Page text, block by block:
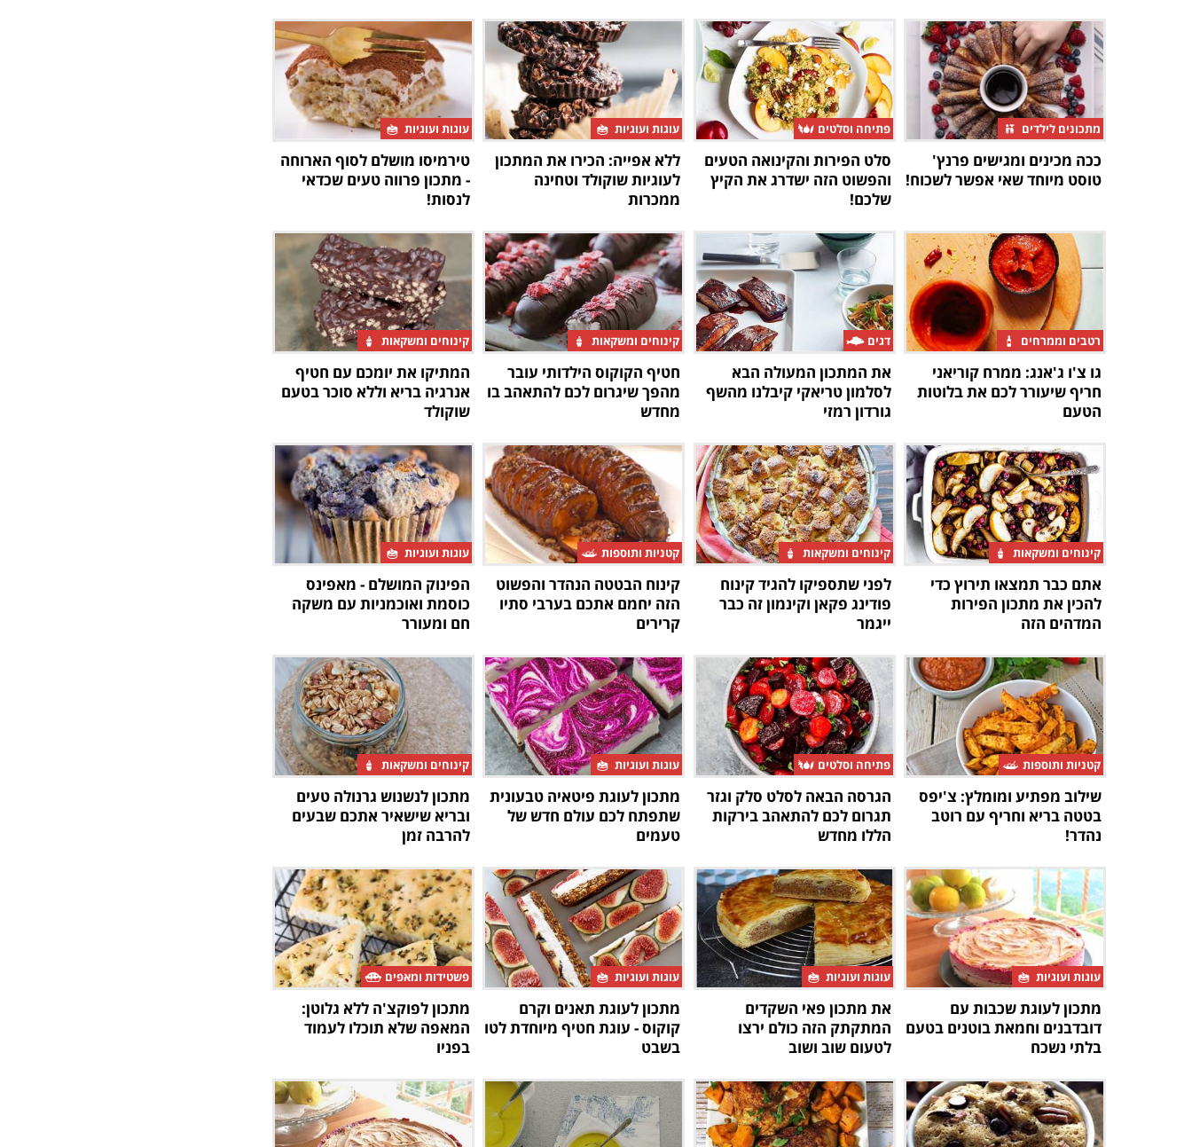
מתכונים לילדים
ככה מכינים ומגישים פרנץ'
טוסט מיוחד שאי אפשר לשכוח!
פתיחה וסלטים
סלט הפירות והקינואה הטעים
והפשוט הזה ישדרג את הקיץ
שלכם!
עוגות ועוגיות
ללא אפייה: הכירו את המתכון
לעוגיות שוקולד וטחינה
ממכרות
עוגות ועוגיות
טירמיסו מושלם לסוף הארוחה
- מתכון פרווה טעים שכדאי
לנסות!
רטבים וממרחים
גו צ'ו ג'אנג: ממרח קוריאני
חריף שיעורר לכם את בלוטות
הטעם
דגים
את המתכון המעולה הבא
לסלמון טריאקי קיבלנו מהשף
גורדון רמזי
קינוחים ומשקאות
חטיף הקוקוס הילדותי עובר
מהפך שיגרום לכם להתאהב בו
מחדש
קינוחים ומשקאות
המתיקו את יומכם עם חטיף
אנרגיה בריא וללא סוכר בטעם
שוקולד
קינוחים ומשקאות
אתם כבר תמצאו תירוץ כדי
להכין את מתכון הפירות
המדהים הזה
קינוחים ומשקאות
לפני שתספיקו להגיד קינוח
פודינג פקאן וקינמון זה כבר
ייגמר
קטניות ותוספות
קינוח הבטטה הנהדר והפשוט
הזה יחמם אתכם בערבי סתיו
קרירים
עוגות ועוגיות
הפינוק המושלם - מאפינס
כוסמת ואוכמניות עם משקה
חם ומעורר
קטניות ותוספות
שילוב מפתיע ומומלץ: צ'יפס
בטטה בריא וחריף עם רוטב
נהדר!
פתיחה וסלטים
הגרסה הבאה לסלט סלק וגזר
תגרום לכם להתאהב בירקות
הללו מחדש
עוגות ועוגיות
מתכון לעוגת פיטאיה טבעונית
שתפתח לכם עולם חדש של
טעמים
קינוחים ומשקאות
מתכון לנשנוש גרנולה טעים
ובריא שישאיר אתכם שבעים
להרבה זמן
עוגות ועוגיות
מתכון לעוגת שכבות עם
דובדבנים וחמאת בוטנים בטעם
בלתי נשכח
עוגות ועוגיות
את מתכון פאי השקדים
המתקתק הזה כולם ירצו
לטעום שוב ושוב
עוגות ועוגיות
מתכון לעוגת תאנים וקרם
קוקוס - עוגת חטיף מיוחדת לטו
בשבט
פשטידות ומאפים
מתכון לפוקצ'ה ללא גלוטן:
המאפה שלא תוכלו לעמוד
בפניו